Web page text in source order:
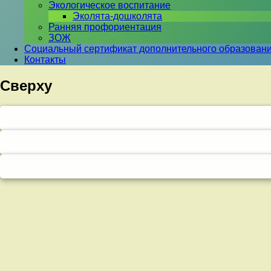
Экологическое воспитание
Эколята-дошколята
Ранняя профориентация
ЗОЖ
Социальный сертификат дополнительного
Контакты
Сверху